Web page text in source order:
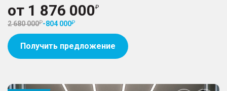
от 1 876 000
2 680 000 -804 000
Получить предложение